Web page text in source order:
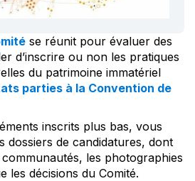
se réunit pour évaluer des
d’inscrire ou non les pratiques
du patrimoine immatériel
parties à la Convention de
inscrits plus bas, vous
dossiers de candidatures, dont
les photographies
les décisions du Comité.